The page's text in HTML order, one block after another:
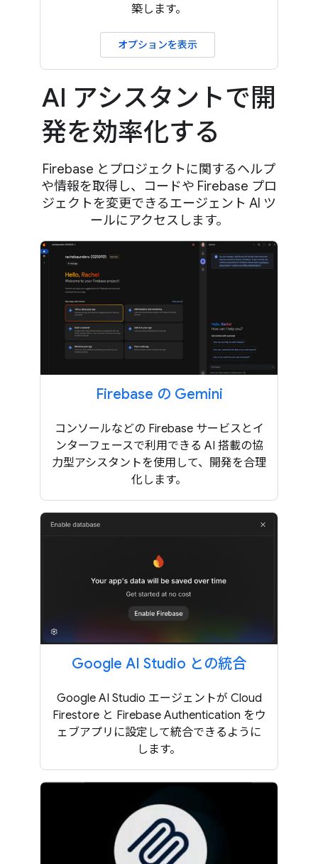
築します。
オプションを表示
AI アシスタントで開
発を効率化する
Firebase とプロジェクトに関するヘルプ
や情報を取得し、コードや Firebase プロ
ジェクトを変更できるエージェント AI ツ
ールにアクセスします。
Firebase の Gemini
コンソールなどの Firebase サービスとイ
ンターフェースで利用できる AI 搭載の協
力型アシスタントを使用して、開発を合理
化します。
Google AI Studio との統合
Google AI Studio エージェントが Cloud
Firestore と Firebase Authentication をウ
ェブアプリに設定して統合できるように
します。